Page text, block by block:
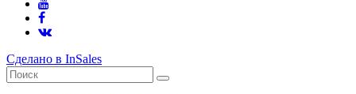
Сделано в InSales